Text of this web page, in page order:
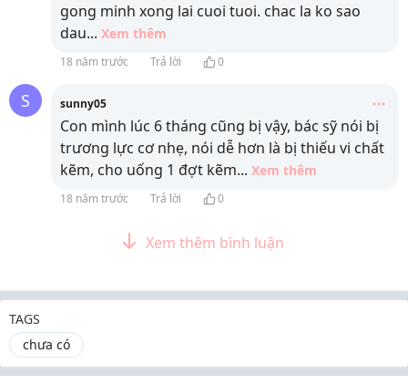
gong minh xong lai cuoi tuoi. chac la ko sao
dau... Xem thêm
18 năm trước Trả lời 0
S sunny05
Con mình lúc 6 tháng cũng bị vậy, bác sỹ nói bị
trương lực cơ nhẹ, nói dễ hơn là bị thiếu vi chất
kẽm, cho uống 1 đợt kẽm... Xem thêm
18 năm trước Trả lời 0
Xem thêm bình luận
TAGS
chưa có